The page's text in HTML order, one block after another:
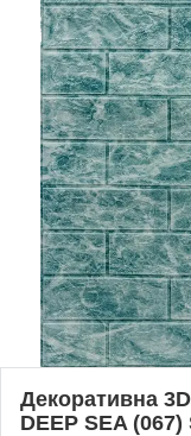
Декоративна
DEEP SEA (067)